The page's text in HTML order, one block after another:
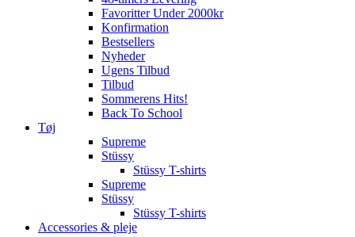
Favoritter Under 2000kr
Konfirmation
Bestsellers
Nyheder
Ugens Tilbud
Tilbud
Sommerens Hits!
Back To School
Tøj
Supreme
Stüssy
Stüssy T-shirts
Supreme
Stüssy
Stüssy T-shirts
Accessories & pleje